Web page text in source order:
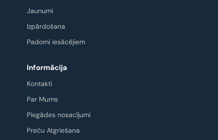
Jaunumi
Izpārdošana
Padomi iesācējiem
Informācija
Kontakti
Par Mums
Piegādes nosacījumi
Preču Atgriešana